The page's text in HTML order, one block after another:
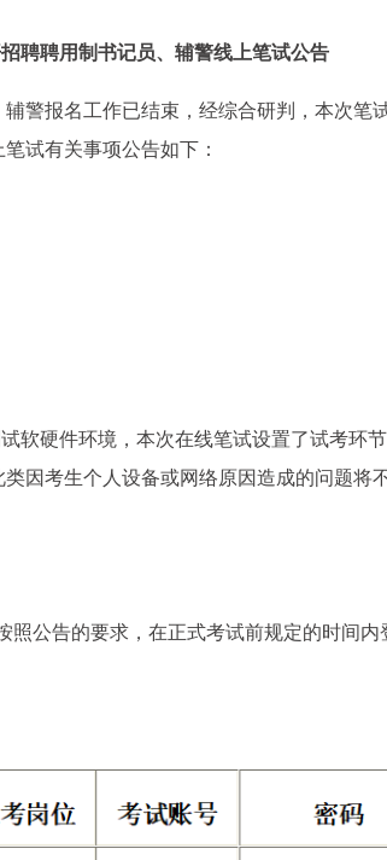
聘聘用制书记员、辅警线上笔试公告
警报名工作已结束，经综合研判，本次笔
试有关事项公告如下：
软硬件环境，本次在线笔试设置了试考环
因考生个人设备或网络原因造成的问题将
照公告的要求，在正式考试前规定的时间内